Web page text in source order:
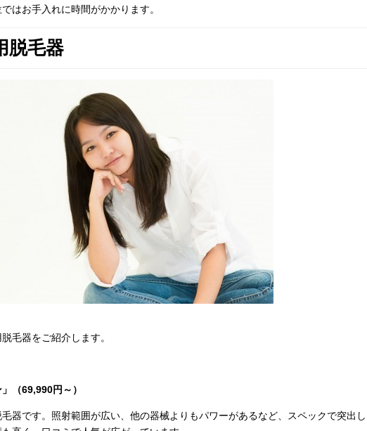
はお手入れに時間がかかります。
脱毛器
毛器をご紹介します。
（69,990円～）
器です。照射範囲が広い、他の器械よりもパワーがあるなど、スペックで突出し